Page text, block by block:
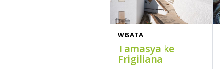
WISATA
Tamasya ke
Frigiliana